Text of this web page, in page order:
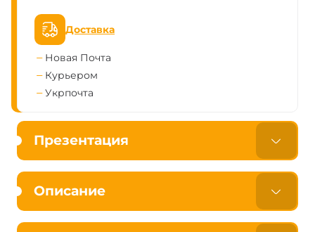
Доставка
Новая Почта
Курьером
Укрпочта
Презентация
Описание